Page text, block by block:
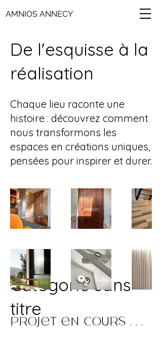
AMNIOS ANNECY
Catégorie sans
titre
De l'esquisse à la
réalisation
Chaque lieu raconte une
histoire : découvrez comment
nous transformons les
espaces en créations uniques,
pensées pour inspirer et durer.
Projet en cours . . .